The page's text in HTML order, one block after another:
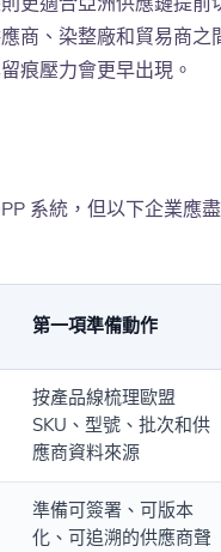
商、染整廠和貿易商之
痕壓力會更早出現。
系統，但以下企業應盡
第一項準備動作
按產品線梳理歐盟
SKU、型號、批次和供
應商資料來源
準備可簽署、可版本
化、可追溯的供應商聲